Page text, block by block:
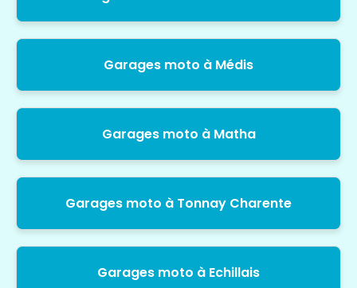
Garages moto à Médis
Garages moto à Matha
Garages moto à Tonnay Charente
Garages moto à Echillais